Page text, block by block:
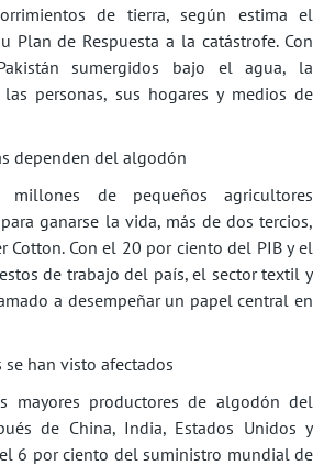
de tierra, según estima el
Plan de Respuesta a la catástrofe. Con
sumergidos bajo el agua, la
personas, sus hogares y medios de
dependen del algodón
millones de pequeños agricultores
ganarse la vida, más de dos tercios,
Cotton. Con el 20 por ciento del PIB y el
de trabajo del país, el sector textil y
a desempeñar un papel central en
han visto afectados
mayores productores de algodón del
de China, India, Estados Unidos y
6 por ciento del suministro mundial de